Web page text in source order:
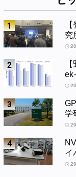
究
yo
学
の
イ
ロ